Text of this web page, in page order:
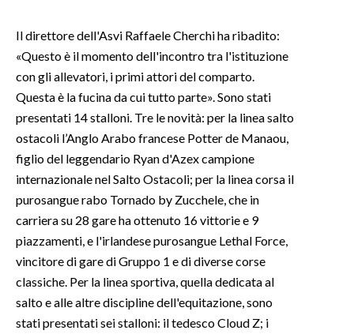
NECROLOGI
PUBBLICITÀ
SPIAGGE
STORE
Il direttore dell'Asvi Raffaele Cherchi ha ribadito:
«Questo è il momento dell'incontro tra l'istituzione
con gli allevatori, i primi attori del comparto.
Questa è la fucina da cui tutto parte». Sono stati
presentati 14 stalloni. Tre le novità: per la linea salto
ostacoli l’Anglo Arabo francese Potter de Manaou,
figlio del leggendario Ryan d'Azex campione
internazionale nel Salto Ostacoli; per la linea corsa il
purosangue rabo Tornado by Zucchele, che in
carriera su 28 gare ha ottenuto 16 vittorie e 9
piazzamenti, e l'irlandese purosangue Lethal Force,
vincitore di gare di Gruppo 1 e di diverse corse
classiche. Per la linea sportiva, quella dedicata al
salto e alle altre discipline dell'equitazione, sono
stati presentati sei stalloni: il tedesco Cloud Z; i